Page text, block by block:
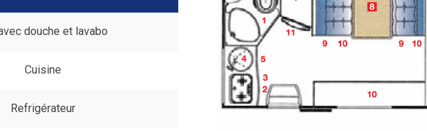
douche et lavabo
Cuisine
Refrigérateur